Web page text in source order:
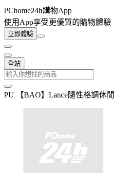
PChome24h購物App
使用App享受更優質的購物體驗
立即體驗
全站
PU 【BAO】Lance隨性格調休